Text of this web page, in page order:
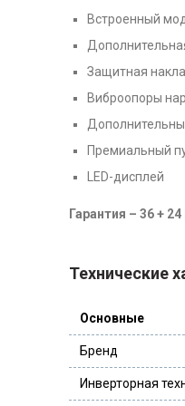
Встроенный
Защитная
Виброопоры
Премиальный
LED-дисплей
Гарантия – 36 +
Технические
Основные
Бренд
Инверторная